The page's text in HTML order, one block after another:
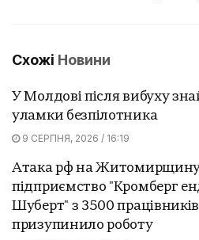
Схожі Новини
У Молдові після вибуху
уламки безпілотника
9 СЕРПНЯ, 2026 / 16:19
Атака рф на
підприємство "Кромберг
Шуберт" з 3500 працівників
призупинило роботу